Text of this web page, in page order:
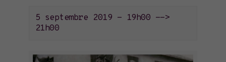
5 septembre 2019 - 19h00 -->
21h00